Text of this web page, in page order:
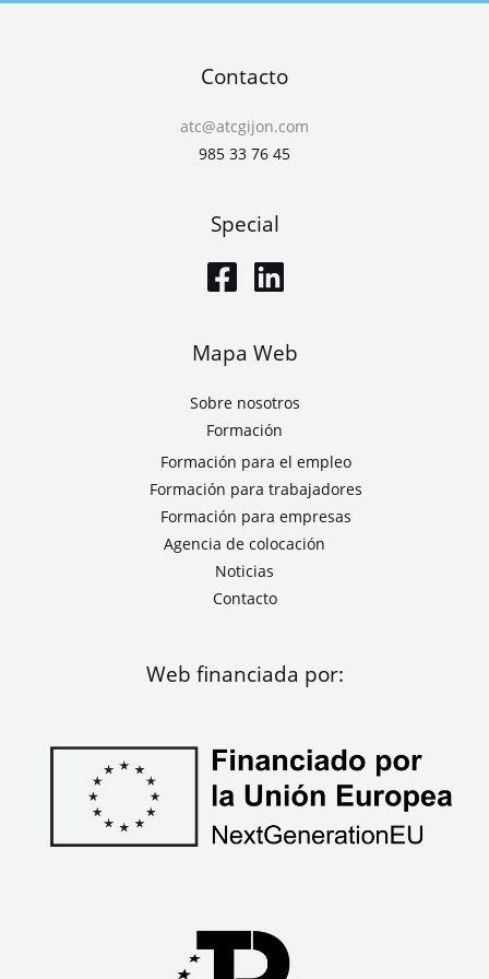
Contacto
atc@atcgijon.com
985 33 76 45
Special
Mapa Web
Sobre nosotros
Formación
Formación para el empleo
Formación para trabajadores
Formación para empresas
Agencia de colocación
Noticias
Contacto
Web financiada por: